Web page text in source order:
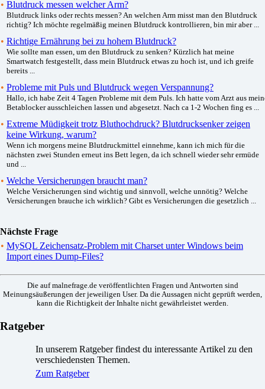
• Blutdruck messen welcher Arm?
Blutdruck links oder rechts messen? An welchen Arm misst man den Blutdruck
richtig? Ich möchte regelmäßig meinen Blutdruck kontrollieren, bin mir aber ...
• Richtige Ernährung bei zu hohem Blutdruck?
Wie sollte man essen, um den Blutdruck zu senken? Kürzlich hat meine
Smartwatch festgestellt, dass mein Blutdruck etwas zu hoch ist, und ich greife
bereits ...
• Probleme mit Puls und Blutdruck wegen Verspannung?
Hallo, ich habe Zeit 4 Tagen Probleme mit dem Puls. Ich hatte vom Arzt aus
Betablocker ausschleichen lassen und abgesetzt. Nach ca 1-2 Wochen fing es ...
• Extreme Müdigkeit trotz Bluthochdruck? Blutdrucksenker zeigen
keine Wirkung, warum?
Wenn ich morgens meine Blutdruckmittel einnehme, kann ich mich für die
nächsten zwei Stunden erneut ins Bett legen, da ich schnell wieder sehr ermüde
und ...
• Welche Versicherungen braucht man?
Welche Versicherungen sind wichtig und sinnvoll, welche unnötig? Welche
Versicherungen brauche ich wirklich? Gibt es Versicherungen die gesetzlich ...
Nächste Frage
• MySQL Zeichensatz-Problem mit Charset unter Windows beim
Import eines Dump-Files?
Die auf malnefrage.de veröffentlichten Fragen und Antworten sind
Meinungsäußerungen der jeweiligen User. Da die Aussagen nicht geprüft werden,
kann die Richtigkeit der Inhalte nicht gewährleistet werden.
Ratgeber
In unserem Ratgeber findest du interessante Artikel zu den
verschiedensten Themen.
Zum Ratgeber